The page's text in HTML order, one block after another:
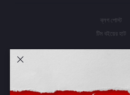
ব্লগ পোস্ট
টিম বইয়ের হাট
প্রবেশ করুন